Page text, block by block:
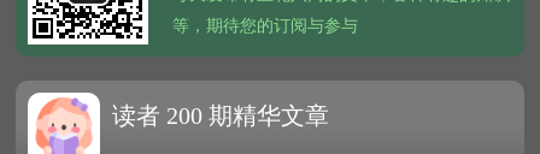
等，期待您的订阅与参与
读者 200 期精华文章